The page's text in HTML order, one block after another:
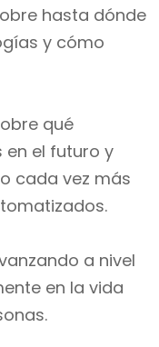
hasta dónde
y cómo
qué
en el futuro y
cada vez más
a nivel
en la vida